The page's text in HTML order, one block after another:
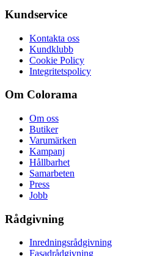
Kundservice
Kontakta oss
Kundklubb
Cookie Policy
Integritetspolicy
Om Colorama
Om oss
Butiker
Varumärken
Kampanj
Hållbarhet
Samarbeten
Press
Jobb
Rådgivning
Inredningsrådgivning
Fasadrådgivning